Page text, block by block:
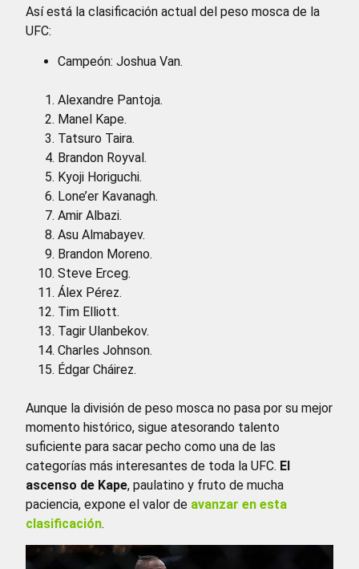
Así está la clasificación actual del peso mosca de la
UFC:
Campeón: Joshua Van.
Alexandre Pantoja.
Manel Kape.
Tatsuro Taira.
Brandon Royval.
Kyoji Horiguchi.
Lone’er Kavanagh.
Amir Albazi.
Asu Almabayev.
Brandon Moreno.
Steve Erceg.
Álex Pérez.
Tim Elliott.
Tagir Ulanbekov.
Charles Johnson.
Édgar Cháirez.
Aunque la división de peso mosca no pasa por su mejor
momento histórico, sigue atesorando talento
suficiente para sacar pecho como una de las
categorías más interesantes de toda la UFC. El
ascenso de Kape, paulatino y fruto de mucha
paciencia, expone el valor de avanzar en esta
clasificación.